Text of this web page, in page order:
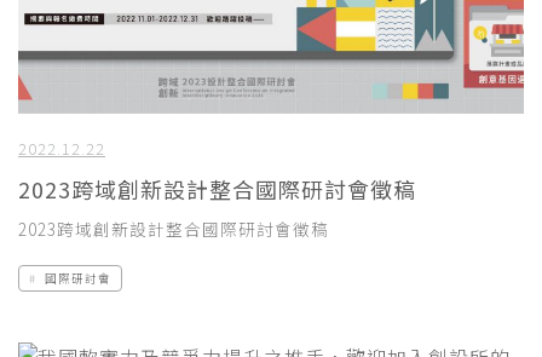
2022.12.22
2023跨域創新設計整合國際研討會徵稿
2023跨域創新設計整合國際研討會徵稿
國際研討會